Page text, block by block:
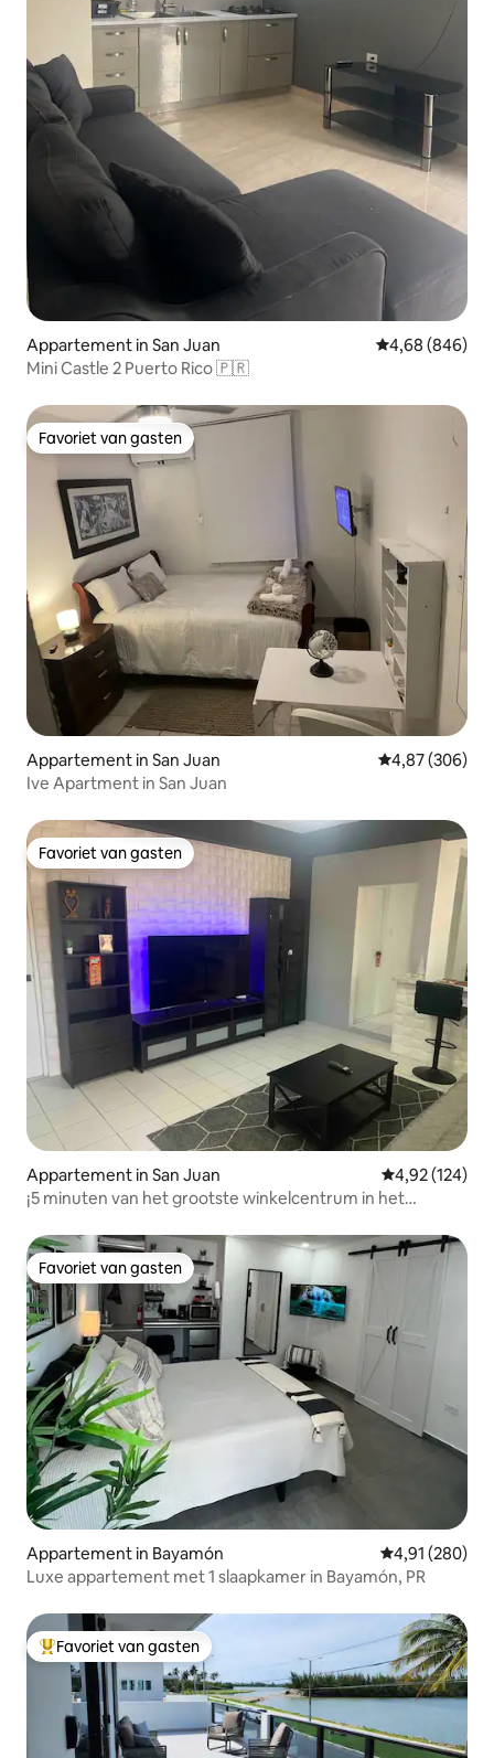
Appartement in San Juan Gemiddelde
4,68 (846)
Mini Castle 2 Puerto Rico 🇵🇷
Favoriet van gasten
Favoriet van gasten
Appartement in San Juan Gemiddelde
4,87 (306)
Ive Apartment in San Juan
Favoriet van gasten
Favoriet van gasten
Appartement in San Juan Gemiddelde
4,92 (124)
¡5 minuten van het grootste winkelcentrum in het
Favoriet van gasten
Favoriet van gasten
Appartement in Bayamón Gemiddelde
4,91 (280)
Luxe appartement met 1 slaapkamer in Bayamón, PR
Topfavoriet van gasten
Favoriet van gasten